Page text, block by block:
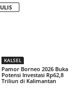
KALSEL
Pamor Borneo 2026 Buka
Potensi Investasi Rp62,8
Triliun di Kalimantan